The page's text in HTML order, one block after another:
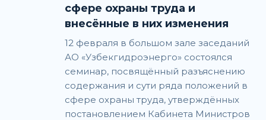
сфере охраны труда и
внесённые в них изменения
12 февраля в большом зале заседаний
АО «Узбекгидроэнерго» состоялся
семинар, посвящённый разъяснению
содержания и сути ряда положений в
сфере охраны труда, утверждённых
постановлением Кабинета Министров